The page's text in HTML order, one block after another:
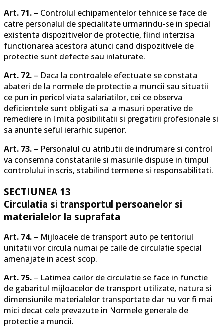
Art. 71. – Controlul echipamentelor tehnice se face de
catre personalul de specialitate urmarindu-se in special
existenta dispozitivelor de protectie, fiind interzisa
functionarea acestora atunci cand dispozitivele de
protectie sunt defecte sau inlaturate.
Art. 72. – Daca la controalele efectuate se constata
abateri de la normele de protectie a muncii sau situatii
ce pun in pericol viata salariatilor, cei ce observa
deficientele sunt obligati sa ia masuri operative de
remediere in limita posibilitatii si pregatirii profesionale si
sa anunte seful ierarhic superior.
Art. 73. – Personalul cu atributii de indrumare si control
va consemna constatarile si masurile dispuse in timpul
controlului in scris, stabilind termene si responsabilitati.
SECTIUNEA 13
Circulatia si transportul persoanelor si
materialelor la suprafata
Art. 74. – Mijloacele de transport auto pe teritoriul
unitatii vor circula numai pe caile de circulatie special
amenajate in acest scop.
Art. 75. – Latimea cailor de circulatie se face in functie
de gabaritul mijloacelor de transport utilizate, natura si
dimensiunile materialelor transportate dar nu vor fi mai
mici decat cele prevazute in Normele generale de
protectie a muncii.